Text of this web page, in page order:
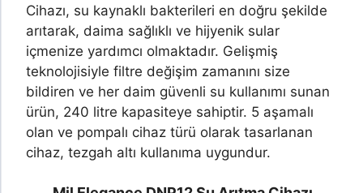
Cihazı, su kaynaklı bakterileri en doğru şekilde
arıtarak, daima sağlıklı ve hijyenik sular
içmenize yardımcı olmaktadır. Gelişmiş
teknolojisiyle filtre değişim zamanını size
bildiren ve her daim güvenli su kullanımı sunan
ürün, 240 litre kapasiteye sahiptir. 5 aşamalı
olan ve pompalı cihaz türü olarak tasarlanan
cihaz, tezgah altı kullanıma uygundur.